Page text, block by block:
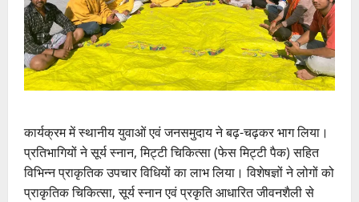
कार्यक्रम में स्थानीय युवाओं एवं जनसमुदाय ने बढ़-चढ़कर भाग लिया।
प्रतिभागियों ने सूर्य स्नान, मिट्टी चिकित्सा (फेस मिट्टी पैक) सहित
विभिन्न प्राकृतिक उपचार विधियों का लाभ लिया। विशेषज्ञों ने लोगों को
प्राकृतिक चिकित्सा, सूर्य स्नान एवं प्रकृति आधारित जीवनशैली से